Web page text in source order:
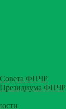
Совета ФПЧР
Президиума ФПЧР